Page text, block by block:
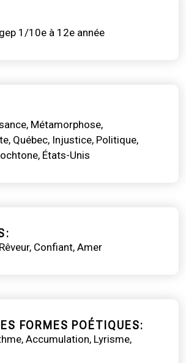
1/10e à 12e année
Métamorphose
Québec Injustice Politique
États-Unis
Rêveur Confiant Amer
FORMES POÉTIQUES
Accumulation Lyrisme